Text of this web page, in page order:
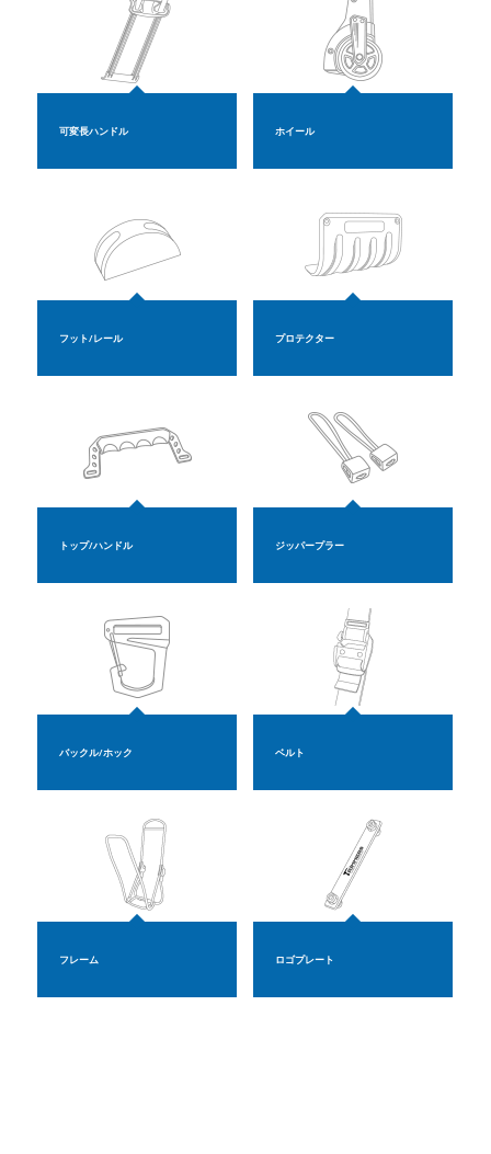
可変長ハンドル ホイール
フット/レール プロテクター
トップ/ハンドル ジッパープラー
バックル/ホック ベルト
フレーム ロゴプレート